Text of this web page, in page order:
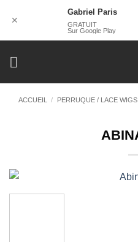
ACCUEIL / PERRUQUE / LACE WIGS
✕
Gabriel Paris
GRATUIT
Sur Google Play